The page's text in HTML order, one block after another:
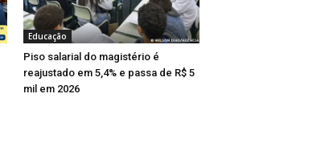
Educação
Piso salarial do magistério é
reajustado em 5,4% e passa de R$ 5
mil em 2026